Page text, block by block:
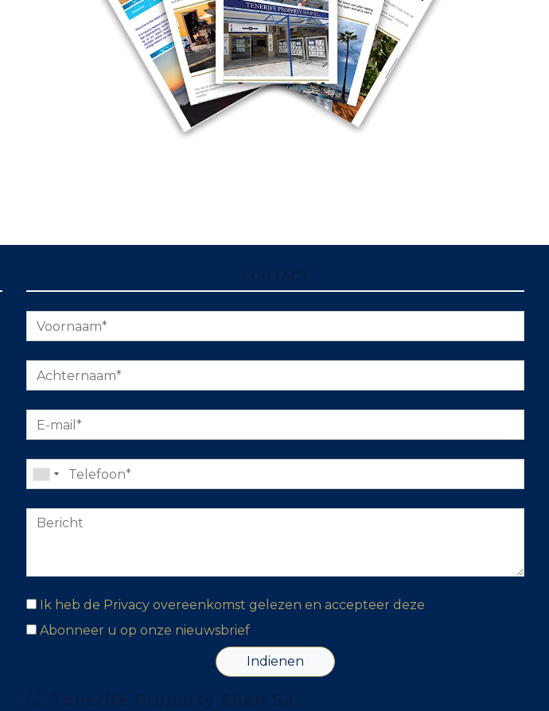
Ik heb de Privacy overeenkomst gelezen en accepteer deze
Abonneer u op onze nieuwsbrief
Indienen